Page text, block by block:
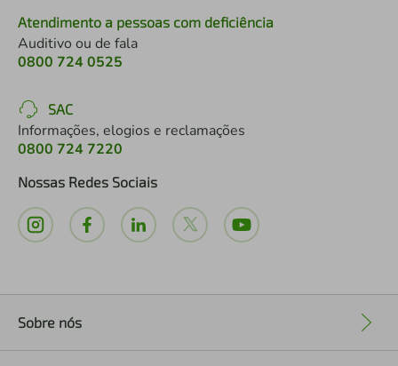
Atendimento a pessoas com deficiência
Auditivo ou de fala
0800 724 0525
SAC
Informações, elogios e reclamações
0800 724 7220
Nossas Redes Sociais
Sobre nós